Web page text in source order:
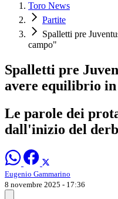
Toro News
Partite
Spalletti pre
campo"
Spalletti pre
avere equilibrio
Le parole dei
dall'inizio del
Eugenio Gammarino
8 novembre 2025 - 17:36